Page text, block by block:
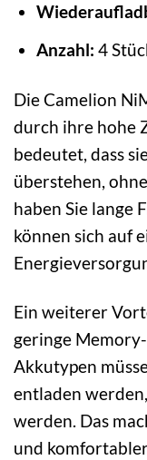
Anzahl: 4
Die Camelion
durch ihre hohe
bedeutet, dass
überstehen,
haben Sie lange
können sich auf
Ein weiterer
geringe
Akkutypen
entladen
werden. Das
und